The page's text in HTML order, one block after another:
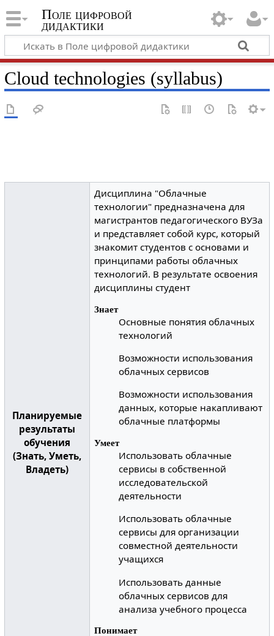
Поле цифровой
дидактики
Cloud technologies (syllabus)
Планируемые
результаты
обучения
(Знать, Уметь,
Владеть)
Дисциплина "Облачные
технологии" предназначена для
магистрантов педагогического ВУЗа
и представляет собой курс, который
знакомит студентов с основами и
принципами работы облачных
технологий. В результате освоения
дисциплины студент
Знает
Основные понятия облачных
технологий
Возможности использования
облачных сервисов
Возможности использования
данных, которые накапливают
облачные платформы
Умеет
Использовать облачные
сервисы в собственной
исследовательской
деятельности
Использовать облачные
сервисы для организации
совместной деятельности
учащихся
Использовать данные
облачных сервисов для
анализа учебного процесса
Понимает